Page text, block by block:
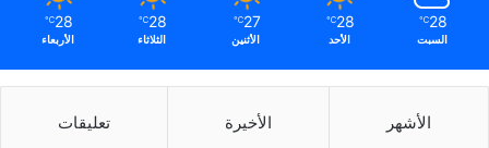
28
℃
السبت
28
℃
الأحد
27
℃
الأثنين
28
℃
الثلاثاء
28
℃
الأربعاء
الأشهر الأخيرة تعليقات